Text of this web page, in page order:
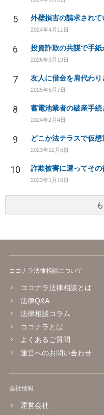
5 外壁損害の請求されて
2024年4月11日
6 投資詐欺の共謀で手紙
2026年3月19日
7 友人に借金を肩代わ
2025年5月7日
8
2024年2月4日
9
2023年12月5日
10 詐欺被害に遭ってその
2023年1月10日
ココナラ法律相談について
ココナラ法律相談とは
法律Q&A
法律相談コラム
ココナラとは
よくあるご質問
運営へのお問い合わせ
会社情報
運営会社